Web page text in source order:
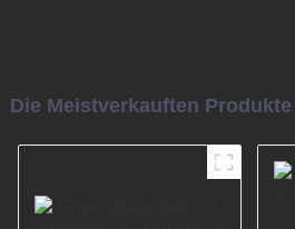
Die Meistverkauften Produkte